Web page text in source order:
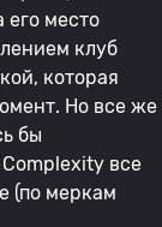
его место
клуб
которая
Но все же
бы
все
(по меркам